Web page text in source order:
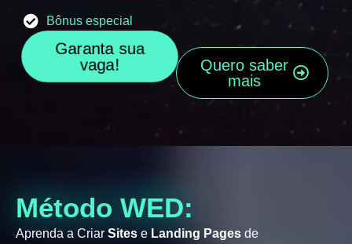
Bônus especial
Garanta sua
vaga!
Quero saber
mais
Método WED:
Aprenda a Criar Sites e Landing Pages de